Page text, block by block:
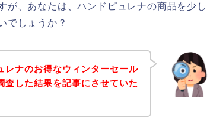
が、あなたは、ハンドピュレナの商品を少し
でしょうか？
レナのお得なウィンターセール
査した結果を記事にさせていた